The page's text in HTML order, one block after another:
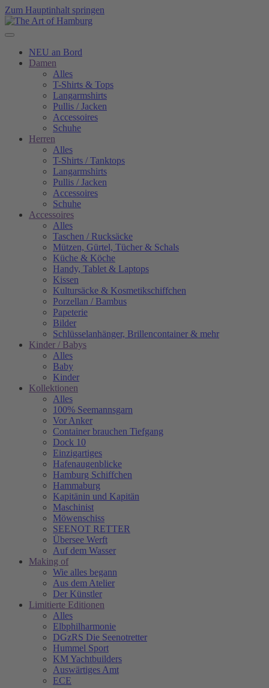
Zum Hauptinhalt springen
NEU an Bord
Damen
Alles
T-Shirts & Tops
Langarmshirts
Pullis / Jacken
Accessoires
Schuhe
Herren
Alles
T-Shirts / Tanktops
Langarmshirts
Pullis / Jacken
Accessoires
Schuhe
Accessoires
Alles
Taschen / Rucksäcke
Mützen, Gürtel, Tücher & Schals
Küche & Köche
Handy, Tablet & Laptops
Kissen
Kultursäcke & Kosmetikschiffchen
Porzellan / Bambus
Papeterie
Bilder
Schlüsselanhänger, Brillencontainer & mehr
Kinder / Babys
Alles
Baby
Kinder
Kollektionen
Alles
100% Seemannsgarn
Vor Anker
Container brauchen Tiefgang
Dock 10
Einzigartiges
Hafenaugen­blicke
Hamburg Schiffchen
Hammaburg
Kapitänin und Kapitän
Maschinist
Möwenschiss
SEENOT RETTER
Übersee Werft
Auf dem Wasser
Making of
Wie alles begann
Aus dem Atelier
Der Künstler
Limitierte Editionen
Alles
Elbphilharmonie
DGzRS Die Seenotretter
Hummel Sport
KM Yachtbuilders
Auswärtiges Amt
ECE